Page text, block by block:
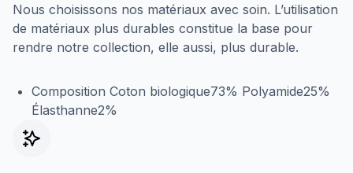
Nous choisissons nos matériaux avec soin. L’utilisation
de matériaux plus durables constitue la base pour
rendre notre collection, elle aussi, plus durable.
Composition Coton biologique73% Polyamide25%
Élasthanne2%